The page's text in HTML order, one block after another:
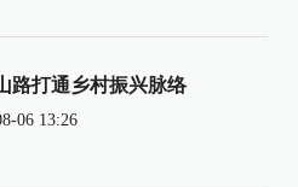
路打通乡村振兴脉络
06 13:26